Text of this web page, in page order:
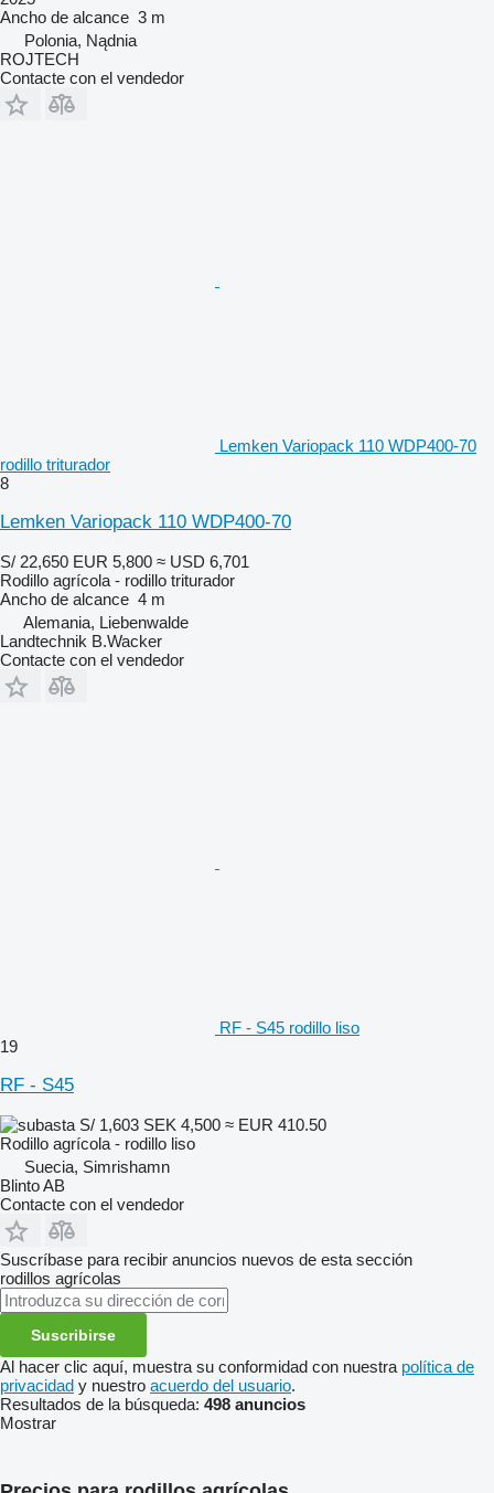
Ancho de alcance 3 m
Polonia, Nądnia
ROJTECH
Contacte con el vendedor
Lemken Variopack 110 WDP400-70
rodillo triturador
8
Lemken Variopack 110 WDP400-70
S/ 22,650 EUR 5,800 ≈ USD 6,701
Rodillo agrícola - rodillo triturador
Ancho de alcance 4 m
Alemania, Liebenwalde
Landtechnik B.Wacker
Contacte con el vendedor
RF - S45 rodillo liso
19
RF - S45
S/ 1,603 SEK 4,500 ≈ EUR 410.50
Rodillo agrícola - rodillo liso
Suecia, Simrishamn
Blinto AB
Contacte con el vendedor
Suscríbase para recibir anuncios nuevos de esta sección
rodillos agrícolas
Suscribirse
Al hacer clic aquí, muestra su conformidad con nuestra política de
privacidad y nuestro acuerdo del usuario.
Resultados de la búsqueda: 498 anuncios
Mostrar